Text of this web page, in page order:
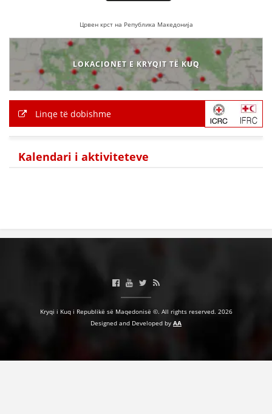
Црвен крст на Република Македонија
LOKACIONET E KRYQIT TË KUQ
Linqe të dobishme
Kalendari i aktiviteteve
Kryqi i Kuq i Republikë së Maqedonisë ©. All rights reserved. 2026
Designed and Developed by AA